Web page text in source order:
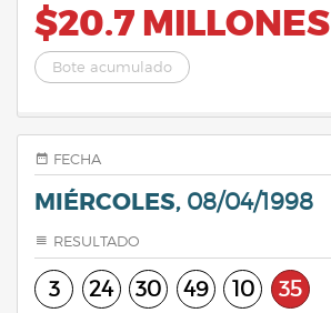
$20.7 MILLONES
Bote acumulado
FECHA
MIÉRCOLES, 08/04/1998
RESULTADO
3 24 30 49 10 35